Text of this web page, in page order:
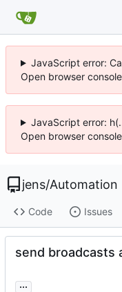
JavaScript error:
Open browser
JavaScript error:
Open browser
jens/Automation
Code Issues
send broadcasts
...